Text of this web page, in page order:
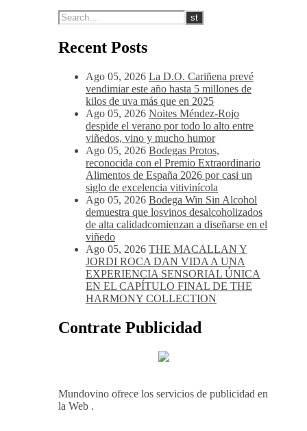
Recent Posts
Ago 05, 2026 La D.O. Cariñena prevé
vendimiar este año hasta 5 millones de
kilos de uva más que en 2025
Ago 05, 2026 Noites Méndez-Rojo
despide el verano por todo lo alto entre
viñedos, vino y mucho humor
Ago 05, 2026 Bodegas Protos,
reconocida con el Premio Extraordinario
Alimentos de España 2026 por casi un
siglo de excelencia vitivinícola
Ago 05, 2026 Bodega Win Sin Alcohol
demuestra que losvinos desalcoholizados
de alta calidadcomienzan a diseñarse en el
viñedo
Ago 05, 2026 THE MACALLAN Y
JORDI ROCA DAN VIDA A UNA
EXPERIENCIA SENSORIAL ÚNICA
EN EL CAPÍTULO FINAL DE THE
HARMONY COLLECTION
Contrate Publicidad
Mundovino ofrece los servicios de publicidad en
la Web .